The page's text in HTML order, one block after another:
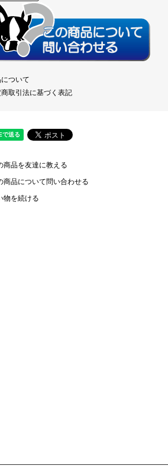
ついて
取引法に基づく表記
商品を友達に教える
商品について問い合わせる
物を続ける